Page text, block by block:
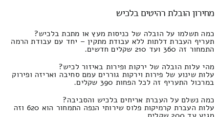
מחירון הובלת רהיטים בלכיש
כמה תשלמו על הובלה של כניסות מעץ או מתכת בלכיש?
תעריף העברת דלתות ללא עבודת מתקין – יחד עם עבודת הרמה
התמחור זה 360 ועד 210 שקלים חדשים.
מהי עלות הובלה של ירקות ופירות באיזור לכיש?
עלות שינוע של פירות וירקות גוררים עמם סחיבה ואריזה ופירוק
במרכול התעריף זה לכל הפחות 390 שקלים.
כמה נשלם על העברת אריחים בלכיש והסביבה?
עלות העברת קרמיקות פלוס שירותי הנפה התמחור הוא 620 וזה